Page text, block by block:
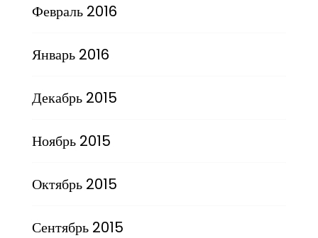
Февраль 2016
Январь 2016
Декабрь 2015
Ноябрь 2015
Октябрь 2015
Сентябрь 2015